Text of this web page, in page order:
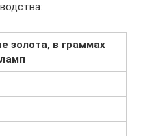
золота, в граммах